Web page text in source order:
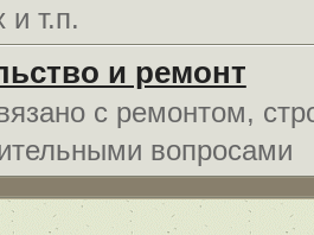
и т.п.
и ремонт
с ремонтом,
вопросами